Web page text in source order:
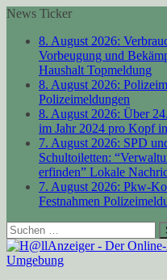
News Ticker
8. August 2026:
Vorbeugung und
Haushalt Topmeldung
8. August 2026:
Polizeimeldungen
8. August 2026: Über
im Jahr 2024 pro Kopf
7. August 2026: SPD
Schultoiletten:
erfinden” Lokale
7. August 2026: Pkw-
Festnahmen
Suchen
nach: